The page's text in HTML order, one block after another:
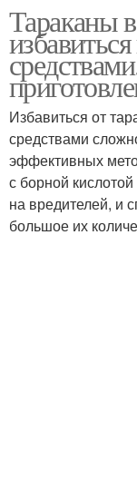
Тараканы
Избавиться от
средствами
эффективных
с борной
на вредителей, и
большое их